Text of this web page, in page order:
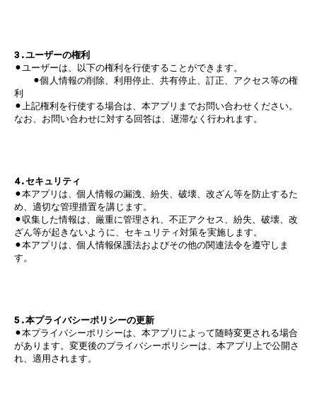
3.ユーザーの権利
⚫︎ユーザーは、以下の権利を行使することができます。
⚫︎個人情報の削除、利用停止、共有停止、訂正、アクセス等の権
利
⚫︎上記権利を行使する場合は、本アプリまでお問い合わせください。
なお、お問い合わせに対する回答は、遅滞なく行われます。
4.セキュリティ
⚫︎本アプリは、個人情報の漏洩、紛失、破壊、改ざん等を防止するた
め、適切な管理措置を講じます。
⚫︎収集した情報は、厳重に管理され、不正アクセス、紛失、破壊、改
ざん等が起きないように、セキュリティ対策を実施します。
⚫︎本アプリは、個人情報保護法およびその他の関連法令を遵守しま
す。
5.本プライバシーポリシーの更新
⚫︎本プライバシーポリシーは、本アプリによって随時変更される場合
があります。変更後のプライバシーポリシーは、本アプリ上で公開さ
れ、適用されます。